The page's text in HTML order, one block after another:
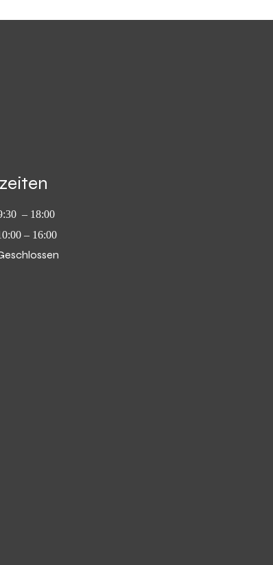
– 18:00
– 16:00